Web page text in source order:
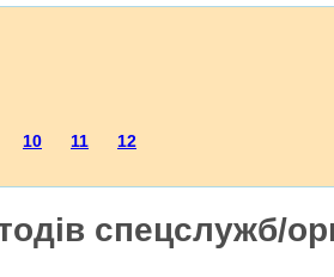
10 11 12
спецслужб/